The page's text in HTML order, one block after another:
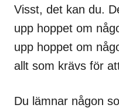
Visst, det kan du.
upp hoppet om
upp hoppet om
allt som krävs för
Du lämnar någon